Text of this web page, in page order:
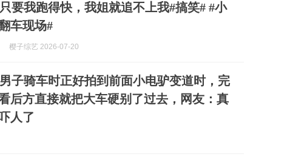
只要我跑得快，我姐就追不上我#搞笑# #小
车现场#
樱子综艺 2026-07-20
男子骑车时正好拍到前面小电驴变道时，完
后方直接就把大车硬别了过去，网友：真
人了